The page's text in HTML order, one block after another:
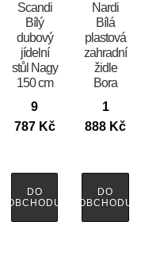
Scandi
Bílý
dubový
jídelní
stůl Nagy
150 cm
9
787 Kč
DO
OBCHODU
Nardi
Bílá
plastová
zahradní
židle
Bora
1
888 Kč
DO
OBCHODU